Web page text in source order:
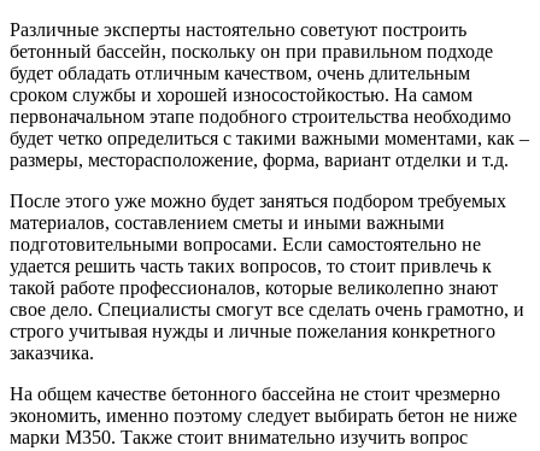
Различные эксперты настоятельно советуют построить
бетонный бассейн, поскольку он при правильном подходе
будет обладать отличным качеством, очень длительным
сроком службы и хорошей износостойкостью. На самом
первоначальном этапе подобного строительства необходимо
будет четко определиться с такими важными моментами, как –
размеры, месторасположение, форма, вариант отделки и т.д.
После этого уже можно будет заняться подбором требуемых
материалов, составлением сметы и иными важными
подготовительными вопросами. Если самостоятельно не
удается решить часть таких вопросов, то стоит привлечь к
такой работе профессионалов, которые великолепно знают
свое дело. Специалисты смогут все сделать очень грамотно, и
строго учитывая нужды и личные пожелания конкретного
заказчика.
На общем качестве бетонного бассейна не стоит чрезмерно
экономить, именно поэтому следует выбирать бетон не ниже
марки М350. Также стоит внимательно изучить вопрос